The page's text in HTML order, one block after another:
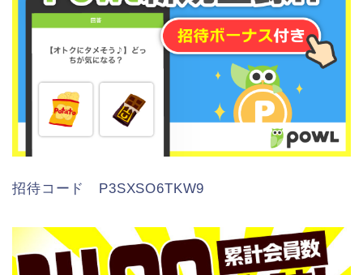
招待コード P3SXSO6TKW9